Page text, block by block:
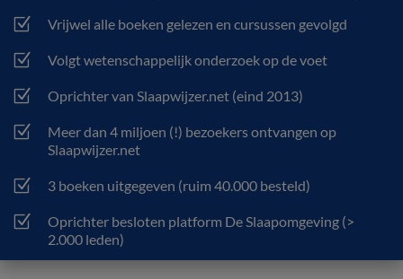
Z Vrijwel alle boeken gelezen en cursussen gevolgd
Z Volgt wetenschappelijk onderzoek op de voet
Z Oprichter van Slaapwijzer.net (eind 2013)
Z
Meer dan 4 miljoen (!) bezoekers ontvangen op
Slaapwijzer.net
Z 3 boeken uitgegeven (ruim 40.000 besteld)
Z
Oprichter besloten platform De Slaapomgeving (>
2.000 leden)